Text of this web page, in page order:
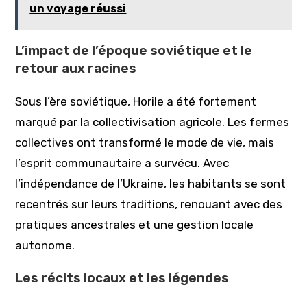
un voyage réussi
L’impact de l’époque soviétique et le
retour aux racines
Sous l’ère soviétique, Horile a été fortement
marqué par la collectivisation agricole. Les fermes
collectives ont transformé le mode de vie, mais
l’esprit communautaire a survécu. Avec
l’indépendance de l’Ukraine, les habitants se sont
recentrés sur leurs traditions, renouant avec des
pratiques ancestrales et une gestion locale
autonome.
Les récits locaux et les légendes